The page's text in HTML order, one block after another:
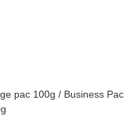
pac 100g / Business Pac